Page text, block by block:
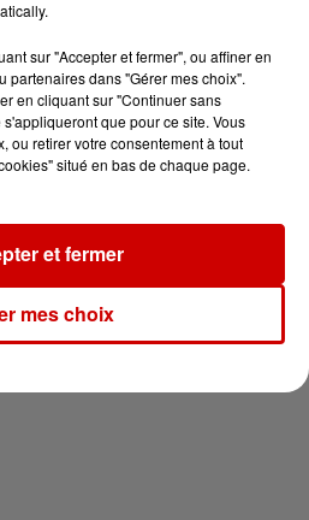
Vacances : inscrivez-
sur "Accepter et fermer", ou affiner en
partenaires dans "Gérer mes choix".
en cliquant sur "Continuer sans
que pour ce site. Vous
ou retirer votre consentement à tout
situé en bas de chaque page.
mes choix
et fermer